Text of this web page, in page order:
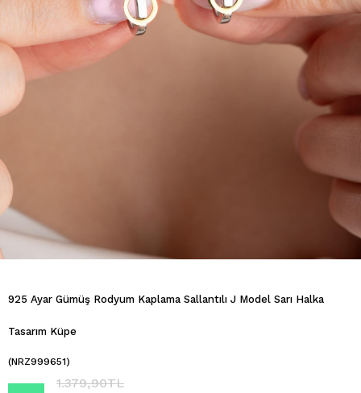
925 Ayar Gümüş Rodyum Kaplama Sallantılı J Model Sarı Halka
Tasarım Küpe
(NRZ999651)
1.379,90TL